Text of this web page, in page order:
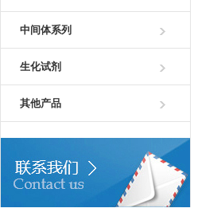
中间体系列
生化试剂
其他产品